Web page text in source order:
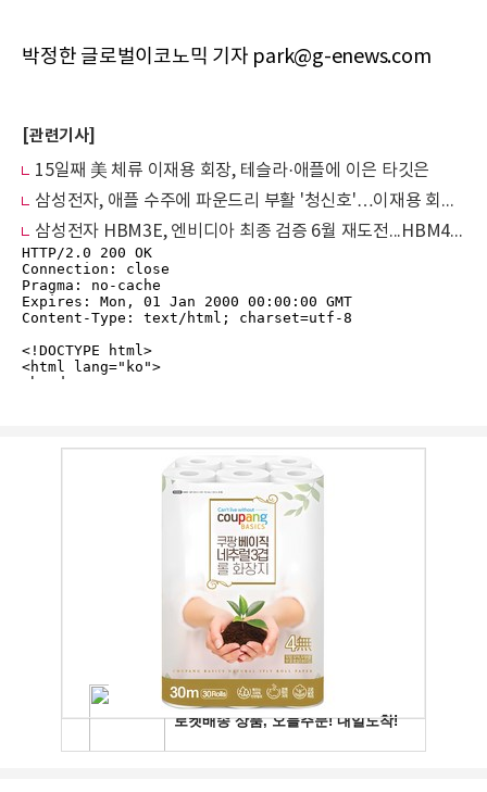
박정한 글로벌이코노믹 기자 park@g-enews.com
[관련기사]
15일째 美 체류 이재용 회장, 테슬라·애플에 이은 타깃은
삼성전자, 애플 수주에 파운드리 부활 '청신호'…이재용 회장, 美서 반도체 관세 '대응'
삼성전자 HBM3E, 엔비디아 최종 검증 6월 재도전...HBM4 설계 한계